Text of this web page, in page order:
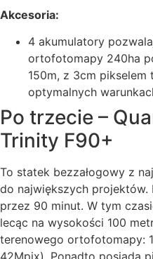
Akcesoria:
4 akumulatory
ortofotomapy 240ha
150m, z 3cm
optymalnych
Po trzecie –
Trinity F90+
To statek bezzałogowy z
do największych projektów.
przez 90 minut. W tym
lecąc na wysokości 100
terenowego ortofotomapy: